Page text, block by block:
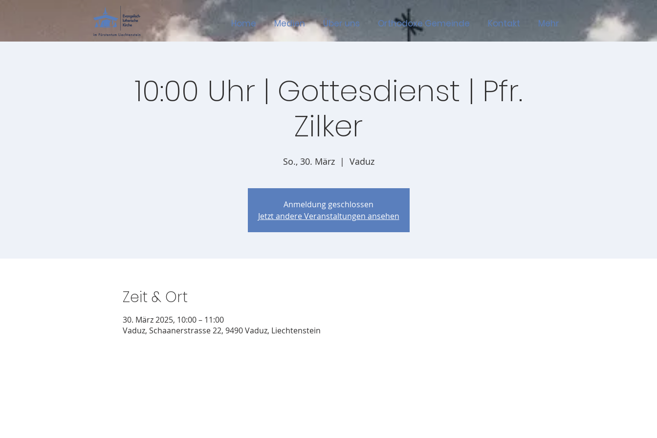
Home Medien Über uns Orthodoxe Gemeinde Kontakt Mehr
10:00 Uhr | Gottesdienst | Pfr.
Zilker
So., 30. März
  |
Vaduz
Anmeldung geschlossen
Jetzt andere Veranstaltungen ansehen
Zeit & Ort
30. März 2025, 10:00 – 11:00
Vaduz, Schaanerstrasse 22, 9490 Vaduz, Liechtenstein